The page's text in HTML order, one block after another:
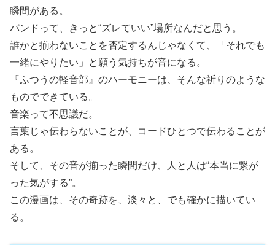
瞬間がある。
バンドって、きっと“ズレていい”場所なんだと思う。
誰かと揃わないことを否定するんじゃなくて、「それでも
一緒にやりたい」と願う気持ちが音になる。
『ふつうの軽音部』のハーモニーは、そんな祈りのような
ものでできている。
音楽って不思議だ。
言葉じゃ伝わらないことが、コードひとつで伝わることが
ある。
そして、その音が揃った瞬間だけ、人と人は“本当に繋が
った気がする”。
この漫画は、その奇跡を、淡々と、でも確かに描いてい
る。